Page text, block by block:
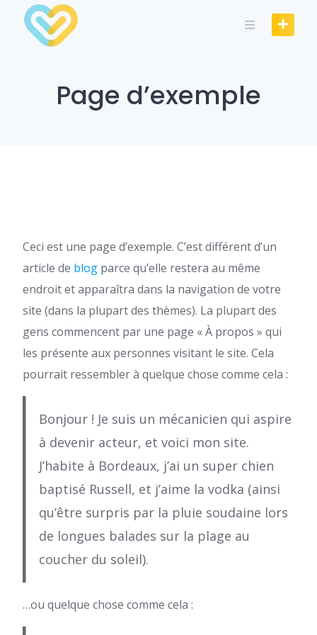
content
Page d’exemple
Ceci est une page d’exemple. C’est différent d’un
article de blog parce qu’elle restera au même
endroit et apparaîtra dans la navigation de votre
site (dans la plupart des thèmes). La plupart des
gens commencent par une page « À propos » qui
les présente aux personnes visitant le site. Cela
pourrait ressembler à quelque chose comme cela :
Bonjour ! Je suis un mécanicien qui aspire
à devenir acteur, et voici mon site.
J’habite à Bordeaux, j’ai un super chien
baptisé Russell, et j’aime la vodka (ainsi
qu’être surpris par la pluie soudaine lors
de longues balades sur la plage au
coucher du soleil).
…ou quelque chose comme cela :